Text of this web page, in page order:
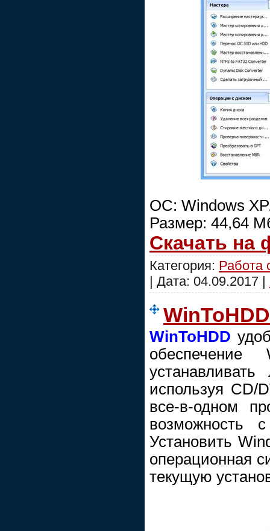
ОС: Windows
Размер: 44,64
Скачать на
Категория: Работа
| Дата: 04.09.2017 |
WinToHDD
используя
все-в-одном
возможность
Установить
операционная
текущую